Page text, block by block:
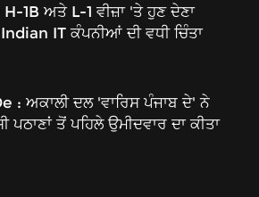
1B ਅਤੇ L-1 ਵੀਜ਼ਾ 'ਤੇ ਹੁਣ ਦੇਣਾ
IT ਕੰਪਨੀਆਂ ਦੀ ਵਧੀ ਚਿੰਤਾ
: ਅਕਾਲੀ ਦਲ 'ਵਾਰਿਸ ਪੰਜਾਬ ਦੇ' ਨੇ
ਤੋਂ ਪਹਿਲੇ ਉਮੀਦਵਾਰ ਦਾ ਕੀਤਾ